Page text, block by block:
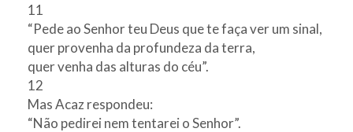
11
“Pede ao Senhor teu Deus que te faça ver um sinal,
quer provenha da profundeza da terra,
quer venha das alturas do céu”.
12
Mas Acaz respondeu:
“Não pedirei nem tentarei o Senhor”.